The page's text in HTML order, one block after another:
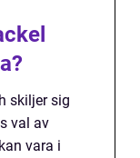
skiljer sig
val av
vara i